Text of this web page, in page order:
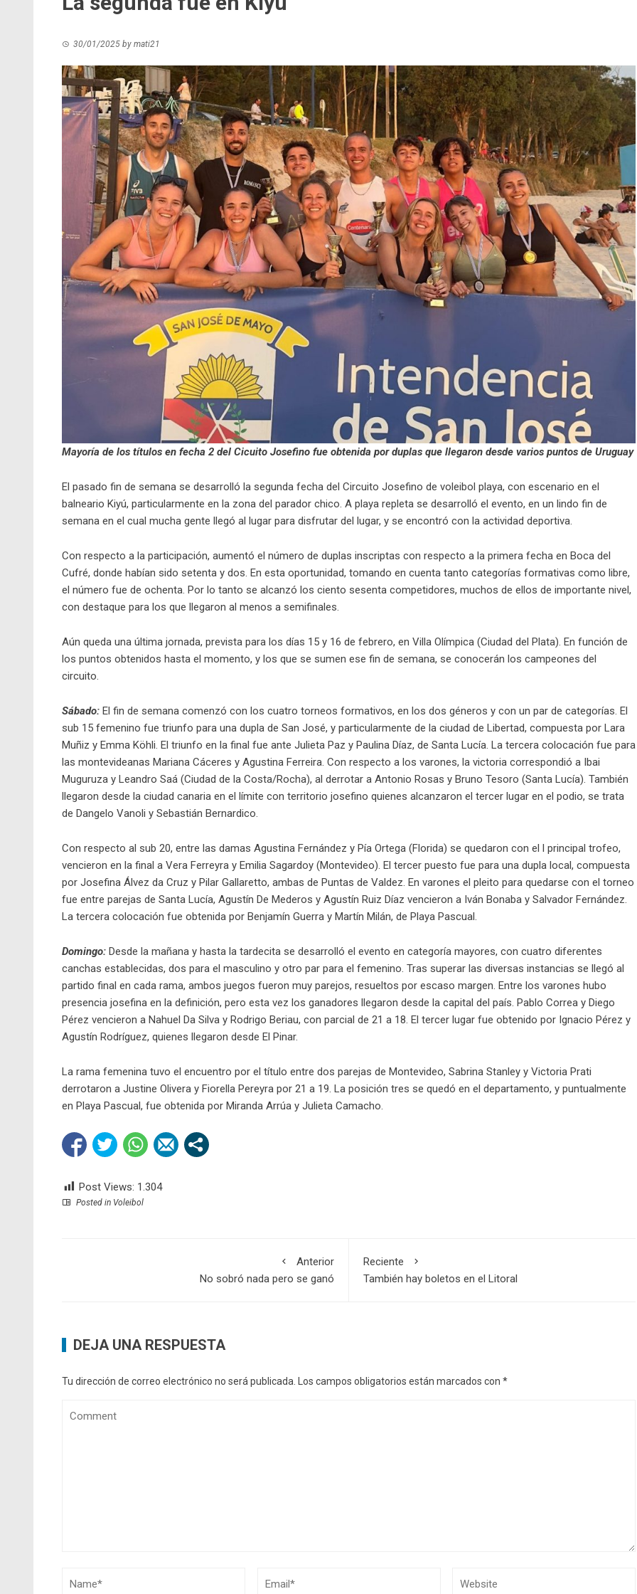
30/01/2025 by mati21
Mayoría de los títulos en fecha 2 del Cicuito Josefino fue obtenida por duplas que llegaron desde varios puntos de Uruguay
El pasado fin de semana se desarrolló la segunda fecha del Circuito Josefino de voleibol playa, con escenario en el
balneario Kiyú, particularmente en la zona del parador chico. A playa repleta se desarrolló el evento, en un lindo fin de
semana en el cual mucha gente llegó al lugar para disfrutar del lugar, y se encontró con la actividad deportiva.
Con respecto a la participación, aumentó el número de duplas inscriptas con respecto a la primera fecha en Boca del
Cufré, donde habían sido setenta y dos. En esta oportunidad, tomando en cuenta tanto categorías formativas como libre,
el número fue de ochenta. Por lo tanto se alcanzó los ciento sesenta competidores, muchos de ellos de importante nivel,
con destaque para los que llegaron al menos a semifinales.
Aún queda una última jornada, prevista para los días 15 y 16 de febrero, en Villa Olímpica (Ciudad del Plata). En función de
los puntos obtenidos hasta el momento, y los que se sumen ese fin de semana, se conocerán los campeones del
circuito.
Sábado: El fin de semana comenzó con los cuatro torneos formativos, en los dos géneros y con un par de categorías. El
sub 15 femenino fue triunfo para una dupla de San José, y particularmente de la ciudad de Libertad, compuesta por Lara
Muñiz y Emma Köhli. El triunfo en la final fue ante Julieta Paz y Paulina Díaz, de Santa Lucía. La tercera colocación fue para
las montevideanas Mariana Cáceres y Agustina Ferreira. Con respecto a los varones, la victoria correspondió a Ibai
Muguruza y Leandro Saá (Ciudad de la Costa/Rocha), al derrotar a Antonio Rosas y Bruno Tesoro (Santa Lucía). También
llegaron desde la ciudad canaria en el límite con territorio josefino quienes alcanzaron el tercer lugar en el podio, se trata
de Dangelo Vanoli y Sebastián Bernardico.
Con respecto al sub 20, entre las damas Agustina Fernández y Pía Ortega (Florida) se quedaron con el l principal trofeo,
vencieron en la final a Vera Ferreyra y Emilia Sagardoy (Montevideo). El tercer puesto fue para una dupla local, compuesta
por Josefina Álvez da Cruz y Pilar Gallaretto, ambas de Puntas de Valdez. En varones el pleito para quedarse con el torneo
fue entre parejas de Santa Lucía, Agustín De Mederos y Agustín Ruiz Díaz vencieron a Iván Bonaba y Salvador Fernández.
La tercera colocación fue obtenida por Benjamín Guerra y Martín Milán, de Playa Pascual.
Domingo: Desde la mañana y hasta la tardecita se desarrolló el evento en categoría mayores, con cuatro diferentes
canchas establecidas, dos para el masculino y otro par para el femenino. Tras superar las diversas instancias se llegó al
partido final en cada rama, ambos juegos fueron muy parejos, resueltos por escaso margen. Entre los varones hubo
presencia josefina en la definición, pero esta vez los ganadores llegaron desde la capital del país. Pablo Correa y Diego
Pérez vencieron a Nahuel Da Silva y Rodrigo Beriau, con parcial de 21 a 18. El tercer lugar fue obtenido por Ignacio Pérez y
Agustín Rodríguez, quienes llegaron desde El Pinar.
La rama femenina tuvo el encuentro por el título entre dos parejas de Montevideo, Sabrina Stanley y Victoria Prati
derrotaron a Justine Olivera y Fiorella Pereyra por 21 a 19. La posición tres se quedó en el departamento, y puntualmente
en Playa Pascual, fue obtenida por Miranda Arrúa y Julieta Camacho.
Post Views: 1.304
Posted in Voleibol
Anterior
No sobró nada pero se ganó
Reciente
También hay boletos en el Litoral
DEJA UNA RESPUESTA
Tu dirección de correo electrónico no será publicada. Los campos obligatorios están marcados con *